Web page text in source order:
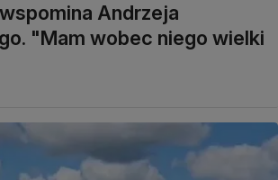
Andrzeja
"Mam wobec niego wielki